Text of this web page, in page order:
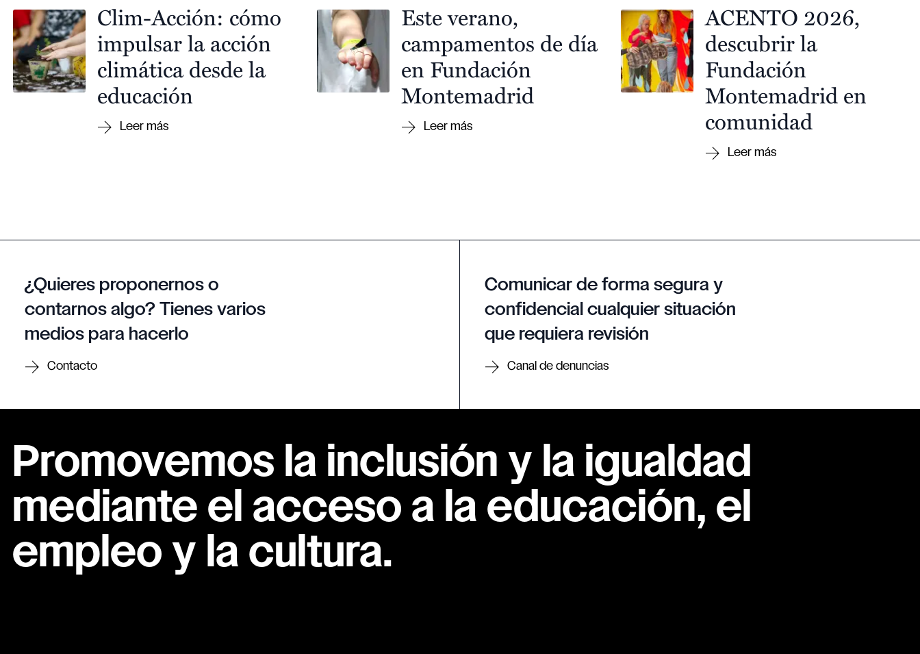
Clim-Acción: cómo
impulsar la acción
climática desde la
educación
Este verano,
campamentos de día
en Fundación
Montemadrid
ACENTO 2026,
descubrir la
Fundación
Montemadrid en
comunidad
¿Quieres proponernos o
contarnos algo? Tienes varios
medios para hacerlo
Contacto
Comunicar de forma segura y
confidencial cualquier situación
que requiera revisión
Canal de denuncias
Promovemos la inclusión y la igualdad
mediante el acceso a la educación, el
empleo y la cultura.